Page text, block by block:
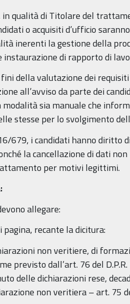
in qualità di Titolare del
o acquisiti d’ufficio
inerenti la gestione della
instaurazione di rapporto di
della valutazione dei
all’avviso da parte dei
sia manuale che
stesse per lo svolgimento
679, i candidati hanno diritto
la cancellazione di dati
per motivi legittimi.
allegare:
recante la dicitura:
non veritiere, di
previsto dall’art. 76 del
delle dichiarazioni rese,
non veritiera – art. 75